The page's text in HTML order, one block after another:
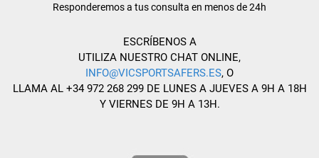
Responderemos a tus consulta en menos de 24h
ESCRÍBENOS A
UTILIZA NUESTRO CHAT ONLINE,
INFO@VICSPORTSAFERS.ES, O
LLAMA AL +34 972 268 299 DE LUNES A JUEVES A 9H A 18H
Y VIERNES DE 9H A 13H.